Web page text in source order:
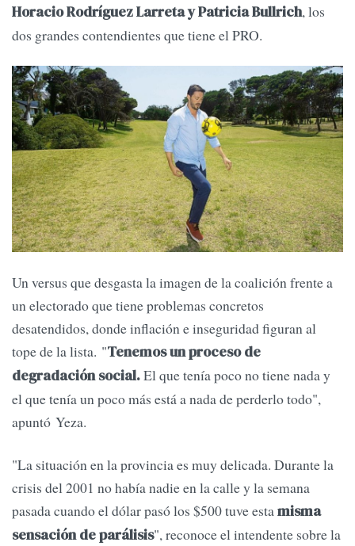
Horacio Rodríguez Larreta y Patricia Bullrich, los
dos grandes contendientes que tiene el PRO.
Un versus que desgasta la imagen de la coalición frente a
un electorado que tiene problemas concretos
desatendidos, donde inflación e inseguridad figuran al
tope de la lista. "Tenemos un proceso de
degradación social.El que tenía poco no tiene nada y
el que tenía un poco más está a nada de perderlo todo",
apuntó Yeza.
"La situación en la provincia es muy delicada. Durante la
crisis del 2001 no había nadie en la calle y la semana
pasada cuando el dólar pasó los $500 tuve estamisma
sensación de parálisis", reconoce el intendente sobre la